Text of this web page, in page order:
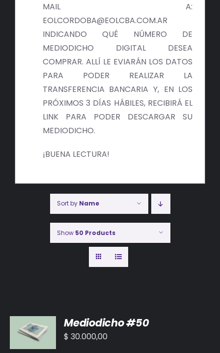
MEDIODICHO
ACTUALIDAD
CONTACTO
MAIL A:
EOLCORDOBA@EOLCBA.COM.AR
INDICANDO QUÉ NÚMERO DE
MEDIODICHO DIGITAL DESEA
COMPRAR. ALLÍ LE EVIARÁN LOS DATOS
PARA PODER REALIZAR LA
TRANSFERENCIA BANCARIA Y, EN LOS
PRÓXIMOS 3 DÍAS HÁBILES, RECIBIRÁ EL
LINK PARA PODER DESCARGAR SU
MEDIODICHO.
¡BUENA LECTURA!
Sort by Name
Show 50 Products
AL
CARRITO
/
Mediodicho #50
$ 30.000,00